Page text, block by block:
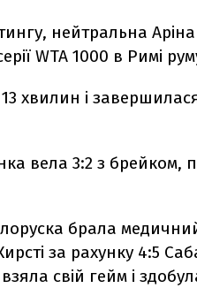
нейтральна
WTA 1000 в Римі
хвилин і
вела 3:2 з
брала
за рахунку 4:5
свій гейм і